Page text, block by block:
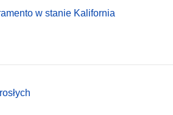
w stanie Kalifornia